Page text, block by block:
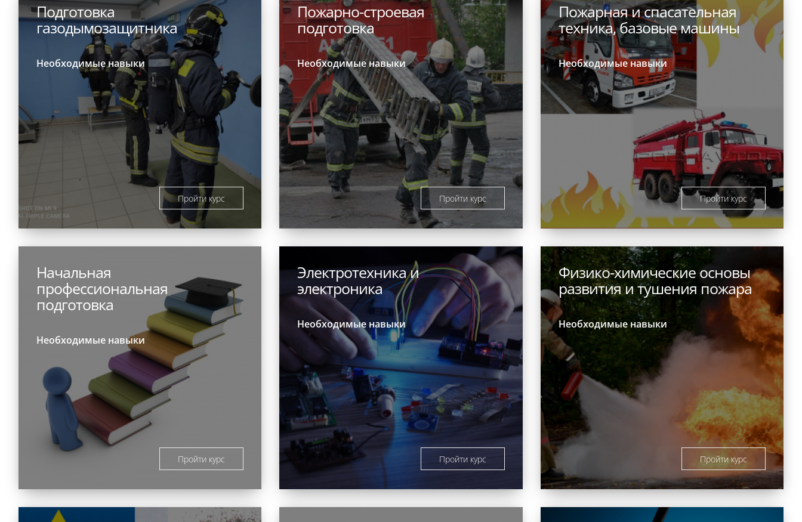
Подготовка
газодымозащитника
Необходимые навыки
Пройти курс
Пожарно-строевая
подготовка
Необходимые навыки
Пройти курс
Пожарная и спасательная
техника, базовые машины
Необходимые навыки
Пройти курс
Начальная
профессиональная
подготовка
Необходимые навыки
Пройти курс
Электротехника и
электроника
Необходимые навыки
Пройти курс
Физико-химические основы
развития и тушения пожара
Необходимые навыки
Пройти курс